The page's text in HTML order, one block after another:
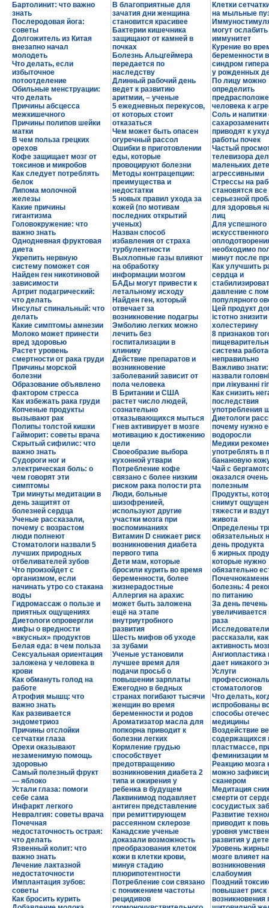
Бартолинит: что важно
знать
Послеродовая йога:
советы
Долгожитель из Китая
внезапно начал
молодеть
Что делать, если
избыточное
потоотделение
Обильные менструации:
что делать
Причины абсцесса
межкишечного
Причины полипов шейки
матки
В чем польза грецких
орехов
Кофе защищает мозг от
токсинов и микробов
Как следует потреблять
белок
Липома молочной
железы
Какие причины
гигантизма
Головокружение: что
важно знать
Однодневная фруктовая
диета
Укрепить нервную
систему поможет соя
Найден ген никотиновой
зависимости
Артрит подагрический:
что делать
Инсульт спинальный: что
делать
Какие симптомы амнезии
Молоко может принести
вред здоровью
Растет уровень
смертности от рака груди
Причины морской
болезни
Образование объявлено
фактором стресса
Как избежать рака груди
Копченые продукты
вызывают рак
Полипы толстой кишки
Гайморит: советы врача
Скрытый сифилис: что
важно знать
Судороги ног и
электрическая боль: о
чем говорят эти
симптомы
Три минуты медитации в
день защитят от
болезней сердца
Ученые рассказали,
почему с возрастом
люди полнеют
Стоматологи назвали 5
лучших природных
отбеливателей зубов
Что произойдет с
организмом, если
начинать утро со стакана
воды
Гидромассаж о пользе и
приятных ощущениях
Диетологи опровергли
мифы о вредности
«вкусных» продуктов
Белая еда: в чем польза
Сексуальная ориентация
заложена у человека в
крови
Как обмануть голод на
работе
Атрофия мышц: что
важно знать
Как развивается
эндометриоз
Причины отслойки
сетчатки глаза
Орехи оказывают
незаменимую помощь
здоровью
Самый полезный фрукт
— яблоко
Устали глаза: помоги
себе сама
Инфаркт легкого
Невралгия: советы врача
Почечная
недостаточность острая:
что делать
Язвенный колит: что
важно знать
Лечение лактазной
недостаточности
Имплантация зубов:
советы
Как бросить курить
В благоприятные для
зачатия дни женщина
становится красивее
Бактерии кишечника
защищают от камней в
почках
Болезнь Альцгеймера
передается по
наследству
Длинный рабочий день
ведет к развитию
аритмии, – ученые
5 ежедневных перекусов,
от которых стоит
отказаться
Чем может быть опасен
огуречный рассол
Ошибки в приготовлении
еды, которые
провоцируют болезни
Методы контрацепции:
преимущества и
недостатки
5 новых правил ухода за
кожей (по мотивам
последних открытий
ученых)
Назван способ
избавления от страха
турбулентности
Выхлопные газы влияют
на обработку
информации мозгом
БАДы могут привести к
летальному исходу
Найден ген, который
отвечает за
возникновение подагры
Эмболию легких можно
лечить без
госпитализации в
клинику
Действие препаратов и
возникновение
заболеваний зависит от
пола человека
В Британии и США
растет число людей,
сознательно
отказывающихся мыться
Гнев активирует в мозге
мотивацию к достижению
цели
Своеобразие выбора
кухонной утвари
Потребление кофе
связано с более низким
риском рака полости рта
Люди, больные
шизофренией,
используют другие
участки мозга при
воспоминаниях
Витамин D снижает риск
возникновения диабета
первого типа
Дети мам, которые
бросили курить во время
беременности, более
жизнерадостные
Аллергия на арахис
может быть заложена
ещё на этапе
внутриутробного
развития
Шесть мифов об уходе
за зубами
Ученые установили
лучшее время для
подачи просьб о
повышении зарплаты
Ежегодно в бедных
странах погибают тысячи
женщин во время
беременности и родов
Ароматизатор масла для
попкорна приводит к
болезни легких
Кормление грудью
способствует
предотвращению
возникновения диабета 2
типа и ожирения у
ребенка в будущем
Лаквинимод подавляет
антиген представление
при ремиттирующем
рассеянном склерозе
Канадские ученые
доказали возможность
преобразования клеток
кожи в клетки крови,
минуя стадию
плюрипотентности
Потребление сои связано
с понижением частоты
рецидивов
Клетки
на мыльные
могут ослабить
иммунитет
Курение во
беременности
синдром
у рожденных
По лицу можно
определить
человека к
Соль и напитки
приводят к
работы почек
Частый
телевизора
маленьких
агрессивными
Стрессы на
становятся
серьезной
для здоровья
лиц
Для успешного
искусственного
необходимо
минут после
Как улучшить
сердца и
давление с
популярного
Цей продукт
істотно знизити
холестерину
8 признаков
система
неправильно
Важливо знати:
назвали
при лікуванні
Как снизить
последствия
употребления
Диетологи
почему нужно
водоросли
Медики
употреблять в
банановую
Чай с
оказался очень
полезным
Продукты,
снимут
тяжести и
живота
Определены
обязательных
день продукта
6 жирных
которые нужно
обязательно
болезнь: 4
по питанию
За день печень
увеличивается
раза
Исследователи
рассказали,
активность
Ангиопластика
дает никакого
Услуги
стоматологов
Что делать,
испробованы
способы
медицины
Воздействие
содержащихся
пластмассе,
феминизации
Реакцию мозга
можно
сканером
Медитация
смерти от
сосудистых
Развитие
приводит к
уровня
развития у
Уровень
мозге влияет
возникновения
слабоумия
Поздний
повышает риск
возникновения